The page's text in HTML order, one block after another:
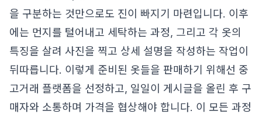
을 구분하는 것만으로도 진이 빠지기 마련입니다. 이후
에는 먼지를 털어내고 세탁하는 과정, 그리고 각 옷의
특징을 살려 사진을 찍고 상세 설명을 작성하는 작업이
뒤따릅니다. 이렇게 준비된 옷들을 판매하기 위해선 중
고거래 플랫폼을 선정하고, 일일이 게시글을 올린 후 구
매자와 소통하며 가격을 협상해야 합니다. 이 모든 과정